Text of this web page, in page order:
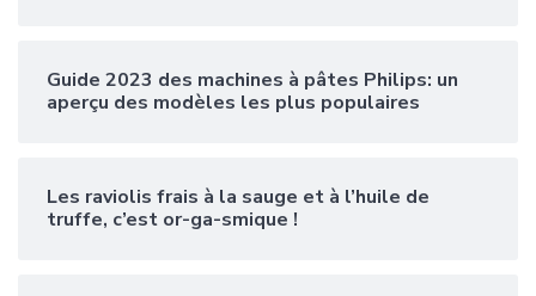
Guide 2023 des machines à pâtes Philips: un
aperçu des modèles les plus populaires
Les raviolis frais à la sauge et à l’huile de
truffe, c’est or-ga-smique !